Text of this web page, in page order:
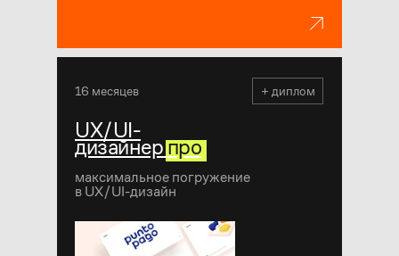
максимальное погружение
в UX/UI-дизайн
UX/UI-
дизайнерпро
16 месяцев + диплом